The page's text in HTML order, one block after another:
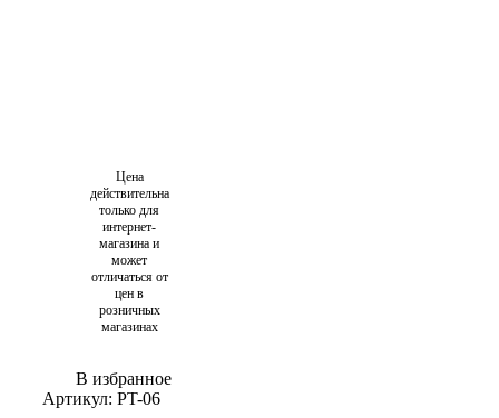
Цена
действительна
только для
интернет-
магазина и
может
отличаться от
цен в
розничных
магазинах
В избранное
Артикул: PT-06